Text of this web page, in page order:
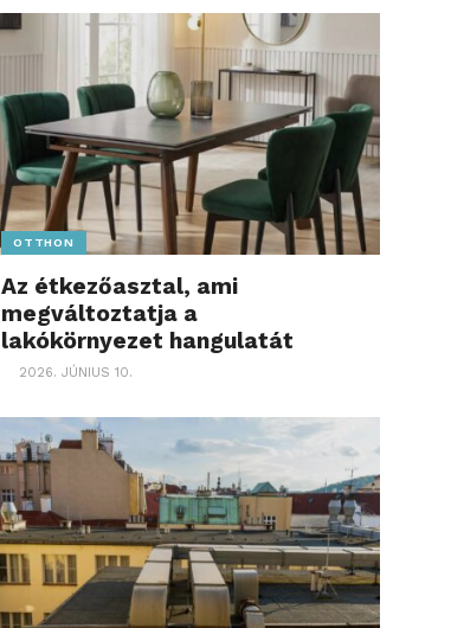
OTTHON
Az étkezőasztal, ami
megváltoztatja a
lakókörnyezet hangulatát
2026. JÚNIUS 10.